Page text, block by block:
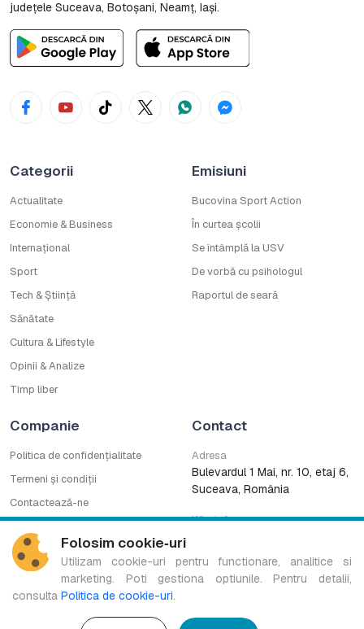
județele Suceava, Botoşani, Neamț, Iași.
Categorii
Actualitate
Economie & Business
Internațional
Sport
Tech & Știință
Sănătate
Cultura & Lifestyle
Opinii & Analize
Timp liber
Emisiuni
Bucovina Sport Action
În curtea școlii
Se întâmplă la USV
De vorbă cu psihologul
Raportul de seară
Companie
Politica de confidențialitate
Termeni și condiții
Contactează-ne
CNA
Contact
Adresa
Bulevardul 1 Mai, nr. 10, etaj 6,
Suceava, România
WhatsApp
Bucovina TV Regional este marcă înregistrată a B.G. MEDIA S.R.L.
Folosim cookie‑uri
Utilizam cookie-uri pentru functionare, analitice si
marketing. Poti gestiona optiunile. Pentru detalii,
consulta Politica de cookie-uri.